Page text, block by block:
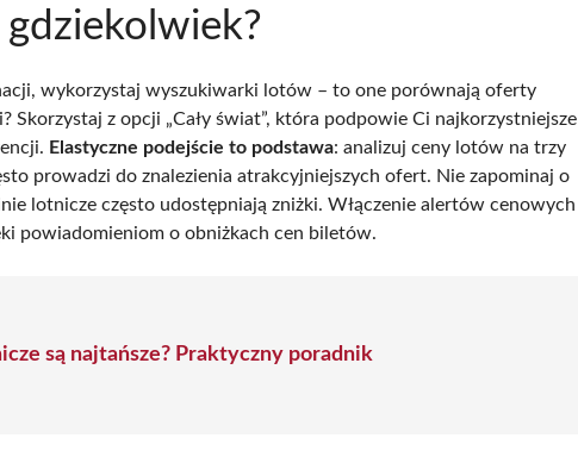
wykorzystaj wyszukiwarki lotów – to one porównają oferty
z opcji „Cały świat”, która podpowie Ci najkorzystniejsze
Elastyczne podejście to podstawa: analizuj ceny lotów na trzy
prowadzi do znalezienia atrakcyjniejszych ofert. Nie zapominaj o
lotnicze często udostępniają zniżki. Włączenie alertów cenowych
powiadomieniom o obniżkach cen biletów.
są najtańsze? Praktyczny poradnik